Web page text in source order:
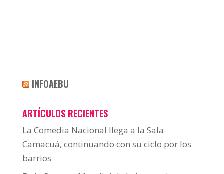
INFOAEBU
ARTÍCULOS RECIENTES
La Comedia Nacional llega a la Sala
Camacuá, continuando con su ciclo por los
barrios